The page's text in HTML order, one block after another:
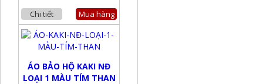
Chi tiết Mua hàng
ÁO BẢO HỘ KAKI NĐ
LOẠI 1 MÀU TÍM THAN